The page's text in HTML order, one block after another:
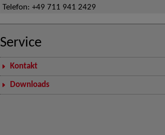
Telefon: +49 711 941 2429
Service
Kontakt
Downloads